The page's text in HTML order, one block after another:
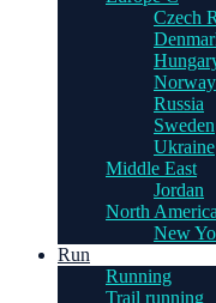
Czech
Norway
Russia
Sweden
Ukraine
Middle East
Jordan
North America
New
Run
Running
Trail running